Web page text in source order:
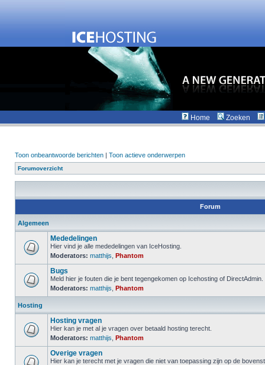
Home Zoeken
Toon onbeantwoorde berichten | Toon actieve onderwerpen
Forumoverzicht
Forum
Algemeen
Mededelingen
Hier vind je alle mededelingen van IceHosting.
Moderators: matthijs Phantom
Bugs
Meld hier je fouten die je bent tegengekomen op Icehosting of DirectAdmin.
Moderators: matthijs Phantom
Hosting
Hosting vragen
Hier kan je met al je vragen over betaald hosting terecht.
Moderators: matthijs Phantom
Overige vragen
Hier kan je terecht met je vragen die niet van toepassing zijn op de